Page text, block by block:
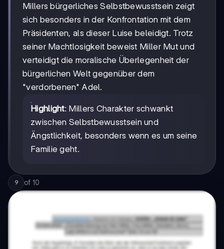
Millers bürgerliches Selbstbewusstsein zeigt
sich besonders in der Konfrontation mit dem
Präsidenten, als dieser Luise beleidigt. Trotz
seiner Machtlosigkeit beweist Miller Mut und
verteidigt die moralische Überlegenheit der
bürgerlichen Welt gegenüber dem
"verdorbenen" Adel.
Highlight: Millers Charakter schwankt
zwischen Selbstbewusstsein und
Ängstlichkeit, besonders wenn es um seine
Familie geht.
9 of 10